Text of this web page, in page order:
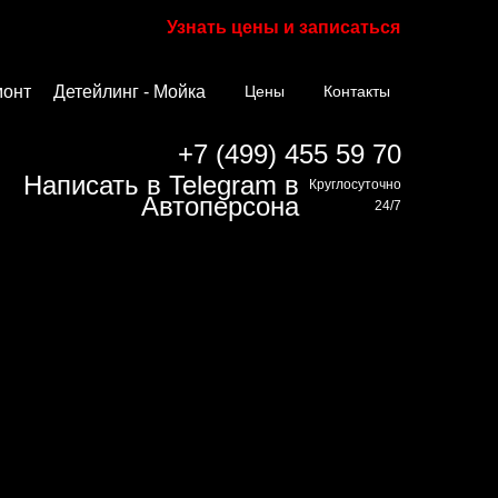
Узнать цены и записаться
Детейлинг - Мойка Цены Контакты
+7 (499) 455 59 70
Круглосуточно
24/7